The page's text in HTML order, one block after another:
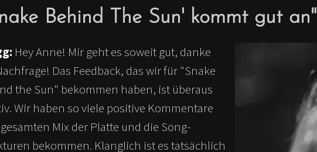
Behind The Sun' kommt gut an"
Hey Anne! Mir geht es soweit gut, danke
Das Feedback, das wir für "Snake
the Sun" bekommen haben, ist überaus
Wir haben so viele positive Kommentare
Mix der Platte und die Song-
bekommen. Klanglich ist es tatsächlich